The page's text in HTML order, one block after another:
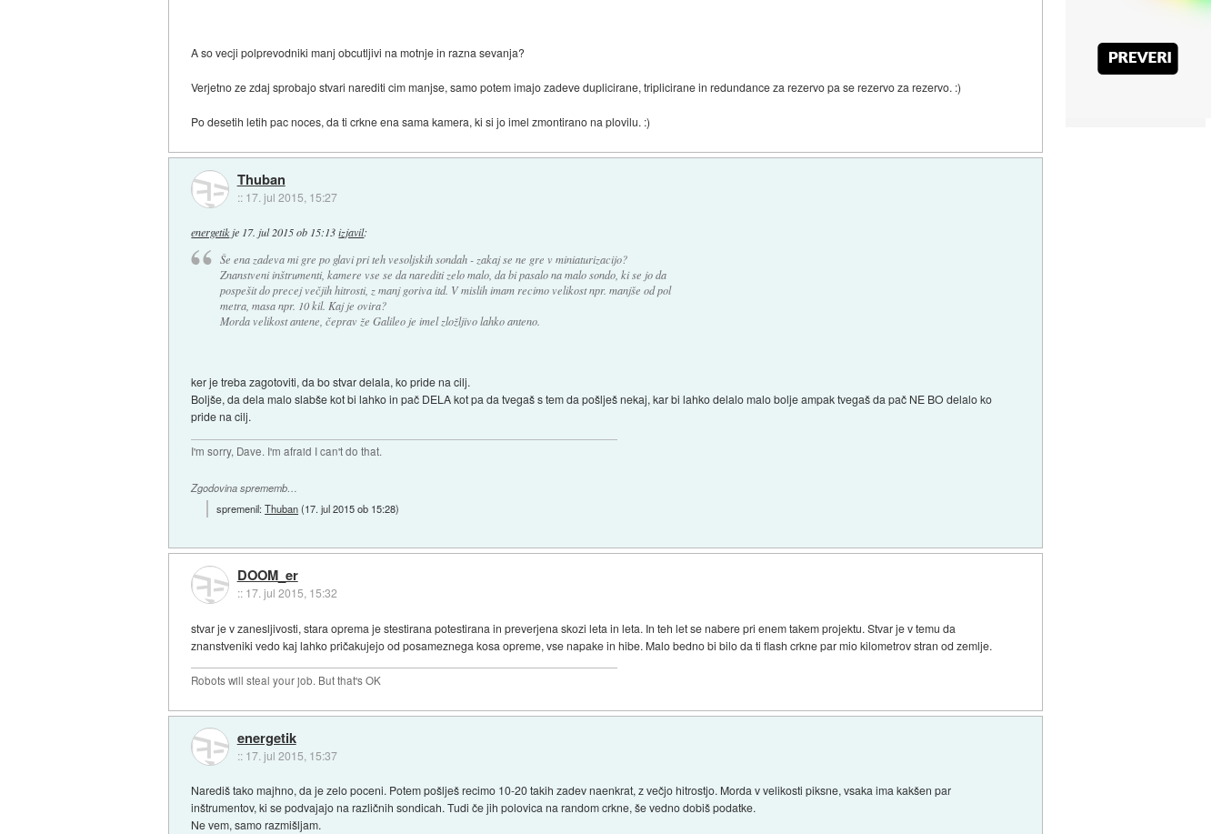
A so vecji polprevodniki manj obcutljivi na motnje in razna sevanja?
Verjetno ze zdaj sprobajo stvari narediti cim manjse, samo potem imajo zadeve duplicirane, triplicirane in redundance za rezervo pa se rezervo za rezervo. :)
Po desetih letih pac noces, da ti crkne ena sama kamera, ki si jo imel zmontirano na plovilu. :)
Thuban
:: 17. jul 2015, 15:27
energetikje 17. jul 2015 ob 15:13 izjavil:
Še ena zadeva mi gre po glavi pri teh vesoljskih sondah - zakaj se ne gre v miniaturizacijo?
Znanstveni inštrumenti, kamere vse se da narediti zelo malo, da bi pasalo na malo sondo, ki se jo da
pospešit do precej večjih hitrosti, z manj goriva itd. V mislih imam recimo velikost npr. manjše od pol
metra, masa npr. 10 kil. Kaj je ovira?
Morda velikost antene, čeprav že Galileo je imel zložljivo lahko anteno.
ker je treba zagotoviti, da bo stvar delala, ko pride na cilj.
Boljše, da dela malo slabše kot bi lahko in pač DELA kot pa da tvegaš s tem da pošlješ nekaj, kar bi lahko delalo malo bolje ampak tvegaš da pač NE BO delalo ko
pride na cilj.
I'm sorry, Dave. I'm afraid I can't do that.
Zgodovina sprememb…
spremenil:Thuban(17. jul 2015 ob 15:28)
DOOM_er
:: 17. jul 2015, 15:32
stvar je v zanesljivosti, stara oprema je stestirana potestirana in preverjena skozi leta in leta. In teh let se nabere pri enem takem projektu. Stvar je v temu da
znanstveniki vedo kaj lahko pričakujejo od posameznega kosa opreme, vse napake in hibe. Malo bedno bi bilo da ti flash crkne par mio kilometrov stran od zemlje.
Robots will steal your job. But that's OK
energetik
:: 17. jul 2015, 15:37
Narediš tako majhno, da je zelo poceni. Potem pošlješ recimo 10-20 takih zadev naenkrat, z večjo hitrostjo. Morda v velikosti piksne, vsaka ima kakšen par
inštrumentov, ki se podvajajo na različnih sondicah. Tudi če jih polovica na random crkne, še vedno dobiš podatke.
Ne vem, samo razmišljam.